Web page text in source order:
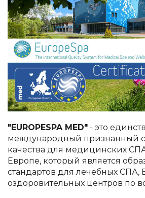
"EUROPESPA MED" - это
международный признанный
качества для медицинских
Европе, который является
стандартов для лечебных СПА,
оздоровительных центров по